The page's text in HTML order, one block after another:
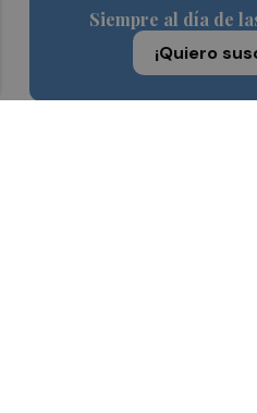
Siempre al día de
¡Quiero